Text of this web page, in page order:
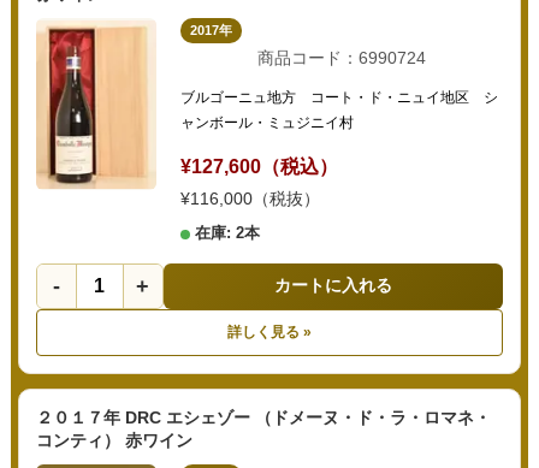
2017年
商品コード：6990724
ブルゴーニュ地方 コート・ド・ニュイ地区 シ
ャンボール・ミュジニイ村
¥127,600（税込）
¥116,000（税抜）
在庫: 2本
- + カートに入れる
詳しく見る »
２０１７年 DRC エシェゾー （ドメーヌ・ド・ラ・ロマネ・
コンティ） 赤ワイン